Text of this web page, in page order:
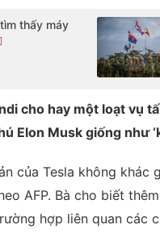
thấy máy
cho hay một loạt vụ
Elon Musk giống như
của Tesla không khác
AFP. Bà cho biết
hợp liên quan các